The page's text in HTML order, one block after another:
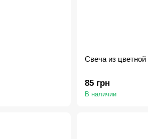
Свеча из
85 грн
В наличии